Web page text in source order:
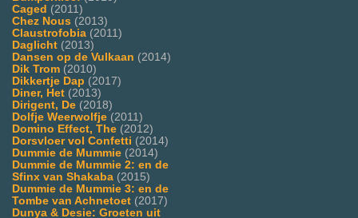
Caged (2011)
Chez Nous (2013)
Claustrofobia (2011)
Daglicht (2013)
Dansen op de Vulkaan (2014)
Dik Trom (2010)
Dikkertje Dap (2017)
Diner, Het (2013)
Dirigent, De (2018)
Dolfje Weerwolfje (2011)
Domino Effect, The (2012)
Dorsvloer vol Confetti (2014)
Dummie de Mummie (2014)
Dummie de Mummie 2: en de
Sfinx van Shakaba (2015)
Dummie de Mummie 3: en de
Tombe van Achnetoet (2017)
Dunya & Desie: Groeten uit